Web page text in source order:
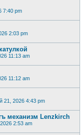
7:40 pm
2:03 pm
11:13 am
11:12 am
21, 2026 4:43 pm
механизм Lenzkirch
2:53 am